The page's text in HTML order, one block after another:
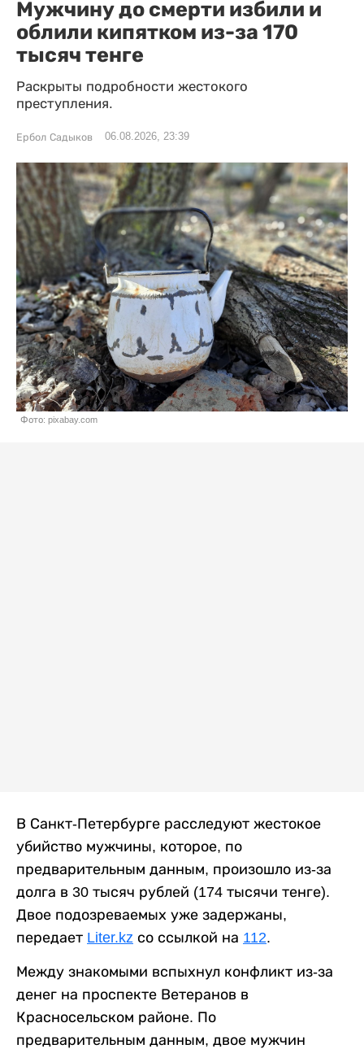
Мужчину до смерти избили и
облили кипятком из-за 170
тысяч тенге
Раскрыты подробности жестокого
преступления.
Ербол Садыков 06.08.2026, 23:39
Фото: pixabay.com
В Санкт-Петербурге расследуют жестокое
убийство мужчины, которое, по
предварительным данным, произошло из-за
долга в 30 тысяч рублей (174 тысячи тенге).
Двое подозреваемых уже задержаны,
передает Liter.kz со ссылкой на 112.
Между знакомыми вспыхнул конфликт из-за
денег на проспекте Ветеранов в
Красносельском районе. По
предварительным данным, двое мужчин